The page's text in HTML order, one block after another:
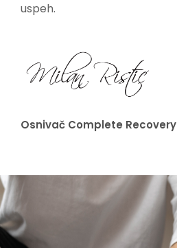
uspeh.
Osnivač Complete Recovery